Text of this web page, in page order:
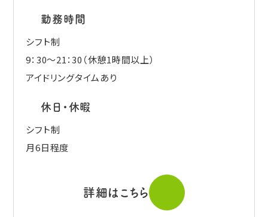
勤務時間
シフト制
9：30～21：30（休憩1時間以上）
アイドリングタイムあり
休日・休暇
シフト制
月6日程度
詳細はこちら